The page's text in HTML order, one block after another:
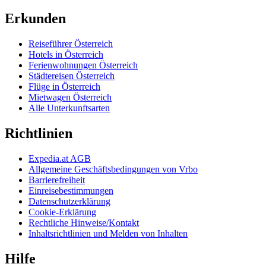
Erkunden
Reiseführer Österreich
Hotels in Österreich
Ferienwohnungen Österreich
Städtereisen Österreich
Flüge in Österreich
Mietwagen Österreich
Alle Unterkunftsarten
Richtlinien
Expedia.at AGB
Allgemeine Geschäftsbedingungen von Vrbo
Barrierefreiheit
Einreisebestimmungen
Datenschutzerklärung
Cookie-Erklärung
Rechtliche Hinweise/Kontakt
Inhaltsrichtlinien und Melden von Inhalten
Hilfe